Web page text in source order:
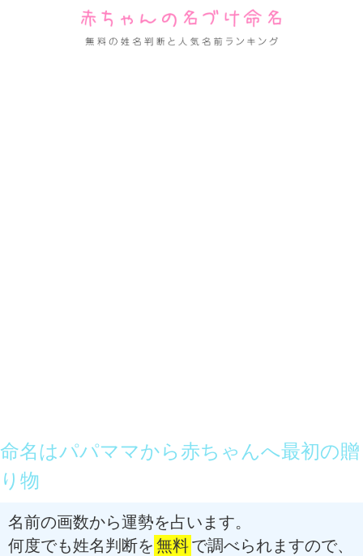
命名はパパママから赤ちゃんへ最初の贈
り物
名前の画数から運勢を占います。
何度でも姓名判断を 無料で調べられますので、